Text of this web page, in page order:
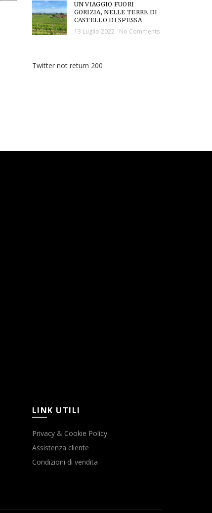
UN VIAGGIO FUORI
GORIZIA, NELLE TERRE DI
CASTELLO DI SPESSA
13 Luglio 2022 No Comments
Twitter not return 200
LINK UTILI
Privacy & Cookie Policy
Assistenza cliente
Condizioni di vendita